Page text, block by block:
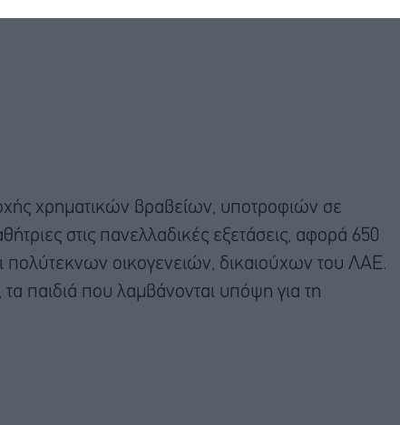
χρηματικών βραβείων, υποτροφιών σε
στις πανελλαδικές εξετάσεις, αφορά 650
πολύτεκνων οικογενειών, δικαιούχων του ΛΑΕ.
παιδιά που λαμβάνονται υπόψη για τη